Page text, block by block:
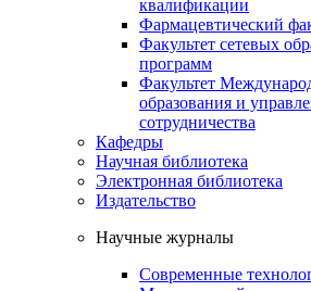
квалификации
Фармацевтический
Факультет сетевых
программ
Факультет
образования и
сотрудничества
Кафедры
Научная библиотека
Электронная библиотека
Издательство
Научные журналы
Современные